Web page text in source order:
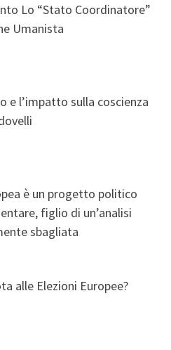
Lo “Stato Coordinatore”
Umanista
e l’impatto sulla coscienza
è un progetto politico
figlio di un’analisi
sbagliata
alle Elezioni Europee?